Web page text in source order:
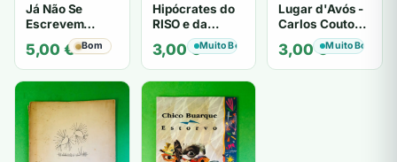
Já Não Se
Escrevem
Cartas de Amor
- Mário
Zambujal
5,00 € Bom
Hipócrates do
RISO e da
LOUCURA
3,00€Muito Bom
Lugar d'Avós -
Carlos Couto
Amaral
3,00€Muito Bom